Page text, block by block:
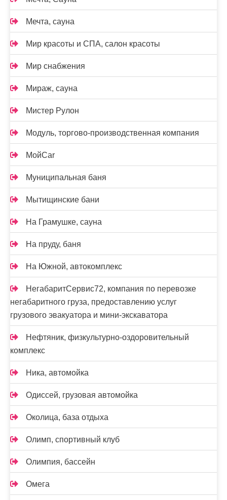
Мечта, сауна
Мир красоты и СПА, салон красоты
Мир снабжения
Мираж, сауна
Мистер Рулон
Модуль, торгово-производственная компания
МойCar
Муниципальная баня
Мытищинские бани
На Грамушке, сауна
На пруду, баня
На Южной, автокомплекс
НегабаритСервис72, компания по перевозке
негабаритного груза, предоставлению услуг
грузового эвакуатора и мини-экскаватора
Нефтяник, физкультурно-оздоровительный
комплекс
Ника, автомойка
Одиссей, грузовая автомойка
Околица, база отдыха
Олимп, спортивный клуб
Олимпия, бассейн
Омега